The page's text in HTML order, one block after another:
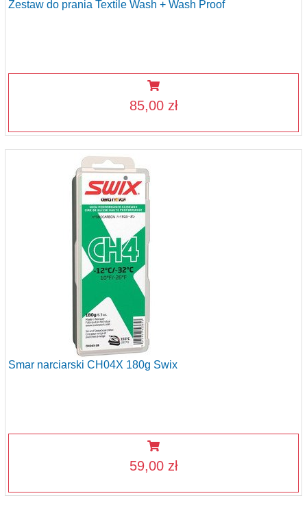
Zestaw do prania Textile Wash + Wash Proof
85,00 zł
Smar narciarski CH04X 180g Swix
59,00 zł